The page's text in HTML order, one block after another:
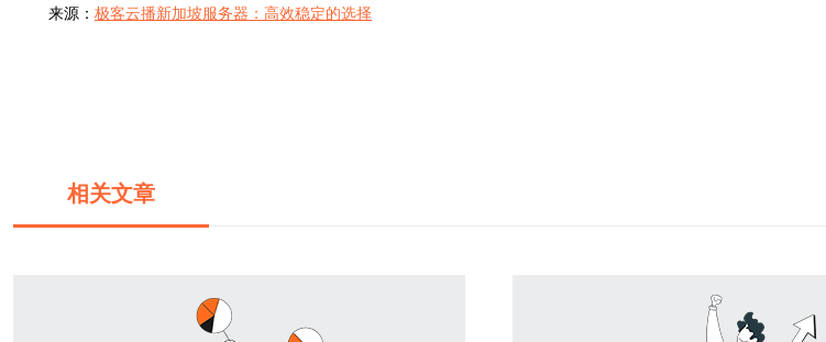
来源： 极客云播新加坡服务器：高效稳定的选择
相关文章